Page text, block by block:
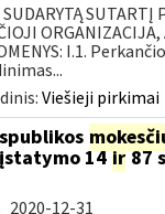
SUTARTĮ
ORGANIZACIJA,
I.1.
Viešieji pirkimai
14ir87
2020-12-31